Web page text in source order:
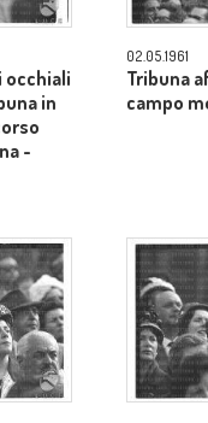
occhiali
in
-
02.05.1961
Tribuna
campo